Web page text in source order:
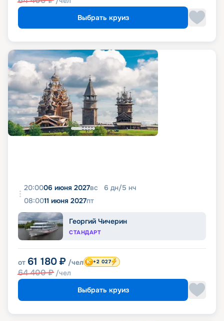
Выбрать круиз
20:0006 июня 2027вс 6 дн/5 нч
08:0011 июня 2027пт
Георгий Чичерин
СТАНДАРТ
от 61 180 ₽ /чел
64 400₽ /чел
+2 027
Выбрать круиз